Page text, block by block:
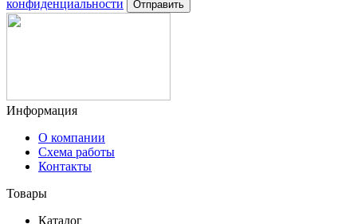
конфиденциальности
Отправить
Информация
О компании
Схема работы
Контакты
Товары
Каталог